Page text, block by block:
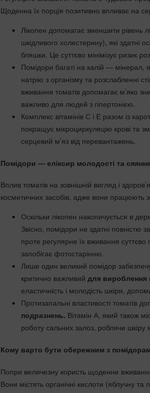
Щоденна їх порція позитивно впливає на
Лікопен допомагає зменшити рівень
шкідливого холестерину), які здатні
бляшки. Це суттєво мінімізує ризик
Помідори багаті на калій — мінерал,
натрію з організму та розслабленні
вживання томатів допомагає м’яко
важливо для людей з гіпертонією.
Комплекс вітамінів С і Е разом із
покращує мікроциркуляцію крові та
серцевий м’яз від перевантажень.
Помідори — еліксир молодості та
Вплив томатів на зовнішній вигляд і
косметичних засобів, адже вони працюють
Оскільки лікопен накопичується в
Звісно, помідори не здатні повністю
проте регулярне їх вживання суттєво
запобігає фотостарінню.
Лише один великий помідор
критично важливий для вироблення
еластичність і молодість шкіри,
Протизапальні властивості томатів
подразнень. Вітамін А, який також
роботу сальних залоз, роблячи
Кому варто бути обережним з
Попри величезну користь щоденне вживання
Вони містять органічні кислоти (яблучну та